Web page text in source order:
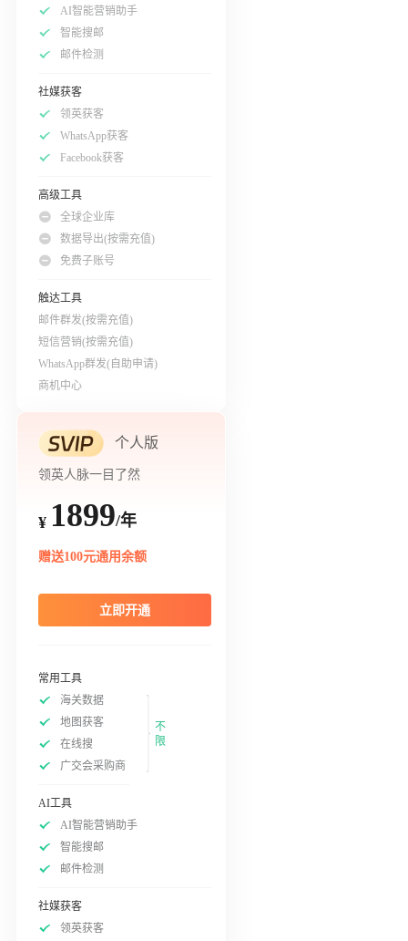
AI智能营销助手
智能搜邮
邮件检测
社媒获客
领英获客
WhatsApp获客
Facebook获客
高级工具
全球企业库
数据导出(按需充值)
免费子账号
触达工具
邮件群发(按需充值)
短信营销(按需充值)
WhatsApp群发(自助申请)
商机中心
个人版
领英人脉一目了然
¥ 1899/年
赠送100元通用余额
立即开通
常用工具
海关数据
地图获客
在线搜
广交会采购商
不
限
AI工具
AI智能营销助手
智能搜邮
邮件检测
社媒获客
领英获客